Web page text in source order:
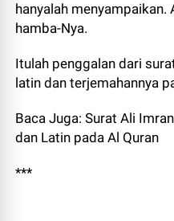
hanyalah menyampaikan.
hamba-Nya.
Itulah penggalan dari
latin dan terjemahannya
Baca Juga: Surat Ali
dan Latin pada Al Quran
***